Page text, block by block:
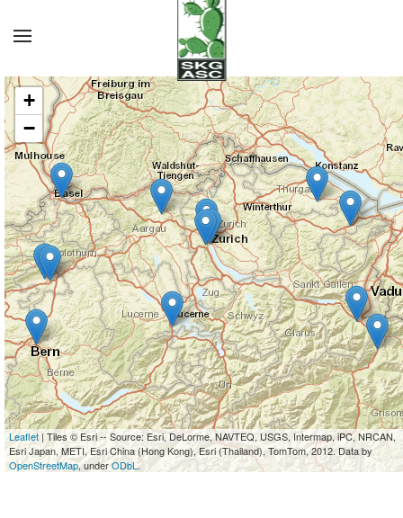
Zum Hauptinhalt springen
+
−
Leaflet | Tiles © Esri -- Source: Esri, DeLorme, NAVTEQ, USGS, Intermap, iPC, NRCAN,
Esri Japan, METI, Esri China (Hong Kong), Esri (Thailand), TomTom, 2012. Data by
OpenStreetMap, underODbL.